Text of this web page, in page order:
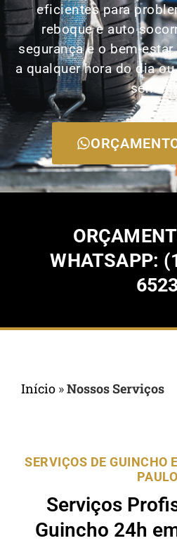
eficientes para
reboque e auto
segurança e o bem-
a qualquer hora do dia
WHATSAPP:
Início »Nossos Serviços
SERVIÇOS DE GUINCHO
PAULO
Serviços
Guincho 24h